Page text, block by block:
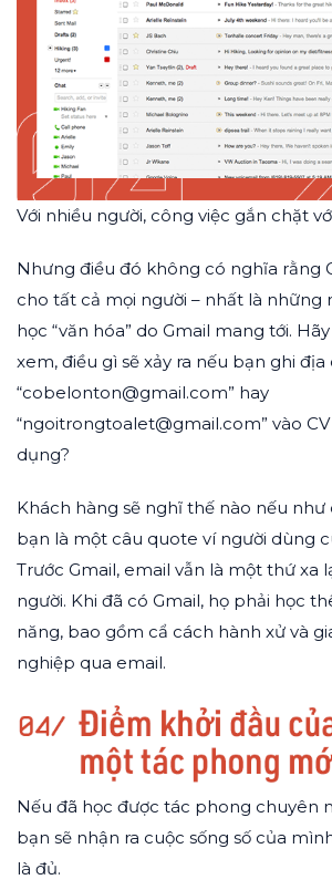
Với nhiều người, công việc gắn chặt
Nhưng điều đó không có nghĩa rằng
cho tất cả mọi người – nhất là những
học “văn hóa” do Gmail mang tới.
xem, điều gì sẽ xảy ra nếu bạn ghi địa
“cobelonton@gmail.com” hay
“ngoitrongtoalet@gmail.com” vào
dụng?
Khách hàng sẽ nghĩ thế nào nếu như
bạn là một câu quote ví người dùng
Trước Gmail, email vẫn là một thứ xa
người. Khi đã có Gmail, họ phải học
năng, bao gồm cẩ cách hành xử và
nghiệp qua email.
Nếu đã học được tác phong chuyên
bạn sẽ nhận ra cuộc sống số của
là đủ.